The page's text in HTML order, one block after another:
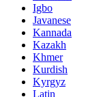
Igbo
Javanese
Kannada
Kazakh
Khmer
Kurdish
Kyrgyz
Latin